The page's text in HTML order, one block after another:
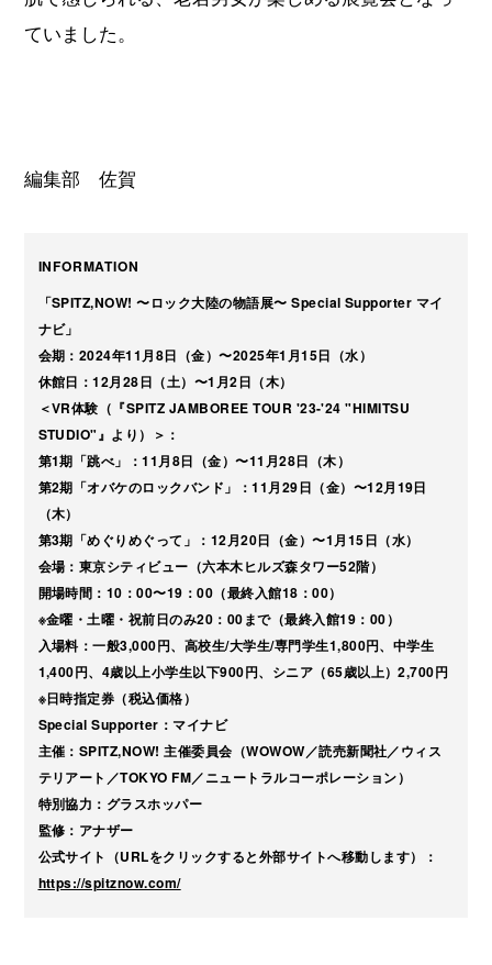
ていました。
編集部 佐賀
INFORMATION
「SPITZ,NOW! 〜ロック大陸の物語展〜 Special Supporter マイ
ナビ」
会期：2024年11月8日（金）〜2025年1月15日（水）
休館日：12月28日（土）〜1月2日（木）
＜VR体験（『SPITZ JAMBOREE TOUR '23-'24 "HIMITSU
STUDIO"』より）＞：
第1期「跳べ」：11月8日（金）〜11月28日（木）
第2期「オバケのロックバンド」：11月29日（金）〜12月19日
（木）
第3期「めぐりめぐって」：12月20日（金）〜1月15日（水）
会場：東京シティビュー（六本木ヒルズ森タワー52階）
開場時間：10：00〜19：00（最終入館18：00）
※金曜・土曜・祝前日のみ20：00まで（最終入館19：00）
入場料：一般3,000円、高校生/大学生/専門学生1,800円、中学生
1,400円、4歳以上小学生以下900円、シニア（65歳以上）2,700円
※日時指定券（税込価格）
Special Supporter：マイナビ
主催：SPITZ,NOW! 主催委員会（WOWOW／読売新聞社／ウィス
テリアート／TOKYO FM／ニュートラルコーポレーション）
特別協力：グラスホッパー
監修：アナザー
公式サイト（URLをクリックすると外部サイトへ移動します）：
https://spitznow.com/